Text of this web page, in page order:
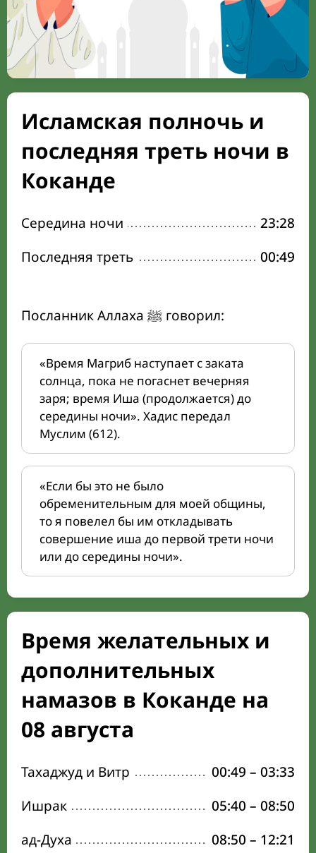
Исламская полночь и
последняя треть ночи в
Коканде
Середина ночи
23:28
Последняя треть
00:49
Посланник Аллаха ﷺ говорил:
«Время Магриб наступает с заката
солнца, пока не погаснет вечерняя
заря; время Иша (продолжается) до
середины ночи». Хадис передал
Муслим (612).
«Если бы это не было
обременительным для моей общины,
то я повелел бы им откладывать
совершение иша до первой трети ночи
или до середины ночи».
Время желательных и
дополнительных
намазов в Коканде на
08 августа
Тахаджуд и Витр 00:49 – 03:33
Ишрак
05:40 – 08:50
ад-Духа
08:50 – 12:21